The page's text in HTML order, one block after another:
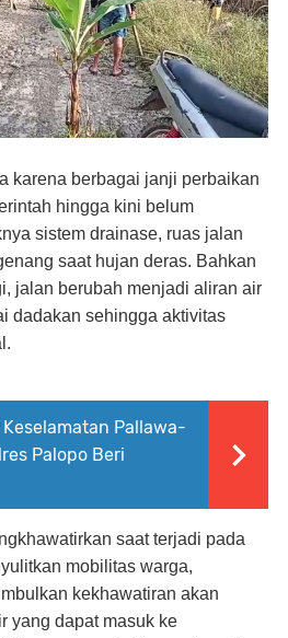
karena berbagai janji perbaikan
hingga kini belum
sistem drainase, ruas jalan
saat hujan deras. Bahkan
jalan berubah menjadi aliran air
dadakan sehingga aktivitas
Keselamatan Pallawa-
Palopo Beri
saat terjadi pada
mobilitas warga,
kekhawatiran akan
yang dapat masuk ke